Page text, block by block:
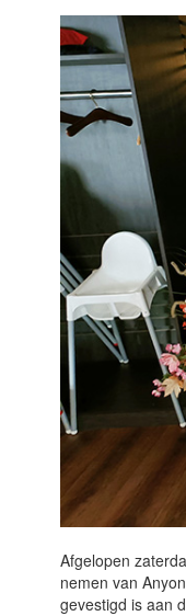
Afgelopen
nemen van
gevestigd is aan